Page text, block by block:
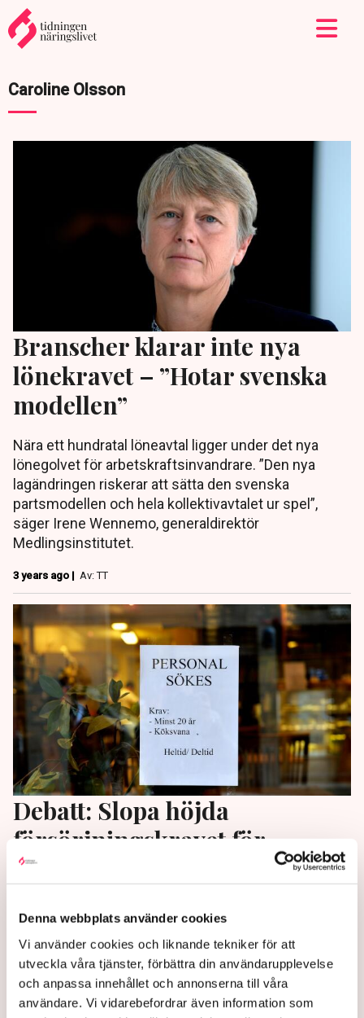
Denna webbplats använder cookies
Vi använder cookies och liknande tekniker för att
utveckla våra tjänster, förbättra din användarupplevelse
och anpassa innehållet och annonserna till våra
användare. Vi vidarebefordrar även information som
Caroline Olsson
Branscher klarar inte nya
lönekravet – ”Hotar svenska
modellen”
Nära ett hundratal löneavtal ligger under det nya
lönegolvet för arbetskraftsinvandrare. ”Den nya
lagändringen riskerar att sätta den svenska
partsmodellen och hela kollektivavtalet ur spel”,
säger Irene Wennemo, generaldirektör
Medlingsinstitutet.
3 years ago | Av: TT
Debatt: Slopa höjda
försörjningskravet för
arbetskraftsinvandrare
Regering och riksdag behöver fatta beslut som ger
arbetsgivarna ökade möjligheter att trygga
kompetensförsörjningen i näringslivet, välfärden
och de statliga myndigheterna. Inför
etableringsjobben och slopa det höjda
försörjningskravet på arbetskraftsinvandrare, skriver